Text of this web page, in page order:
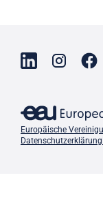
Europäische
Datenschutzerklärung